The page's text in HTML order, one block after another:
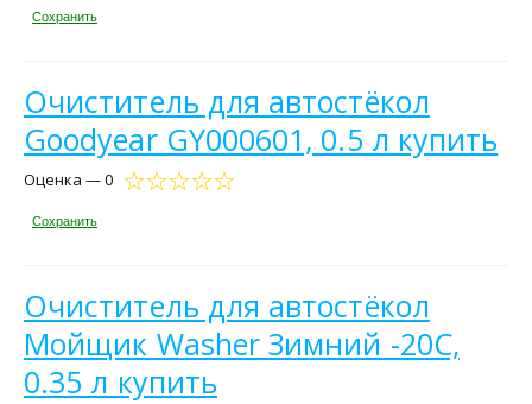
Сохранить
Очиститель для автостёкол
Goodyear GY000601, 0.5 л купить
Оценка — 0
Сохранить
Очиститель для автостёкол
Мойщик Washer Зимний -20С,
0.35 л купить